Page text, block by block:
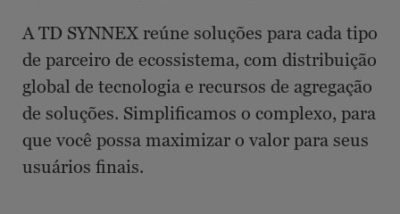
A TD SYNNEX reúne soluções para cada tipo
de parceiro de ecossistema, com distribuição
global de tecnologia e recursos de agregação
de soluções. Simplificamos o complexo, para
que você possa maximizar o valor para seus
usuários finais.